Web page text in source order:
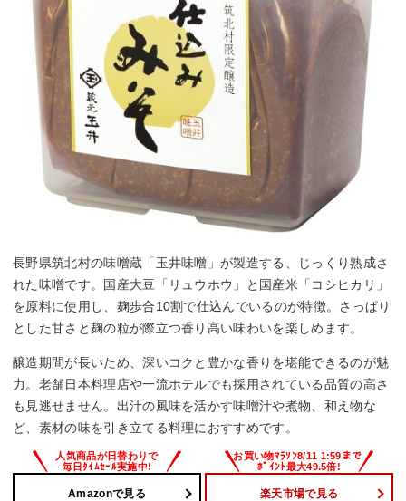
長野県筑北村の味噌蔵「玉井味噌」が製造する、じっくり熟成さ
れた味噌です。国産大豆「リュウホウ」と国産米「コシヒカリ」
を原料に使用し、麹歩合10割で仕込んでいるのが特徴。さっぱり
とした甘さと麹の粒が際立つ香り高い味わいを楽しめます。
醸造期間が長いため、深いコクと豊かな香りを堪能できるのが魅
力。老舗日本料理店や一流ホテルでも採用されている品質の高さ
も見逃せません。出汁の風味を活かす味噌汁や煮物、和え物な
ど、素材の味を引き立てる料理におすすめです。
Amazonで見る 楽天市場で見る